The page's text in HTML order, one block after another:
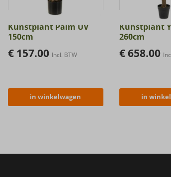
Kunstplant Palm UV
150cm
€ 157.00 Incl. BTW
in winkelwagen
Kunstplant
260cm
€658.00
in